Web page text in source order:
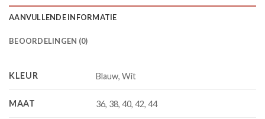
AANVULLENDE INFORMATIE
BEOORDELINGEN (0)
KLEUR Blauw, Wit
MAAT 36, 38, 40, 42, 44